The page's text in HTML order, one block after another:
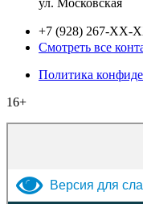
ул. Московская
+7 (928) 267-XX-
Смотреть все
Политика
16+